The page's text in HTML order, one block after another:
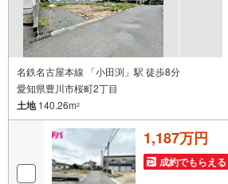
名鉄名古屋本線 「小田渕」駅 徒歩8分
愛知県豊川市桜町2丁目
土地140.26m2
1,187万円
成約でもらえる